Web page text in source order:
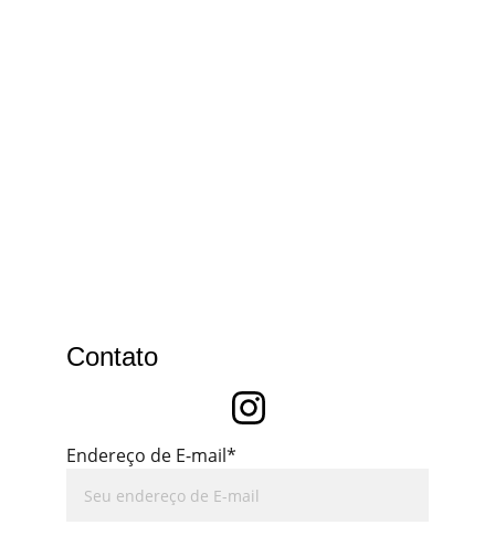
Contato
Endereço de E-mail*